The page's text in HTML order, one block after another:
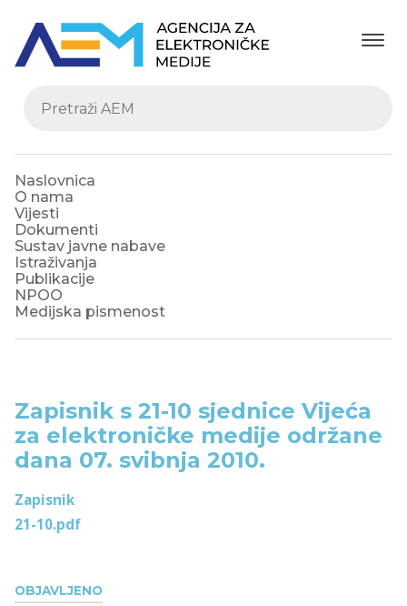
Naslovnica
O nama
Vijesti
Dokumenti
Sustav javne nabave
Istraživanja
Publikacije
NPOO
Medijska pismenost
OBJAVLJENO
Zapisnik s 21-10 sjednice Vijeća
za elektroničke medije održane
dana 07. svibnja 2010.
Zapisnik
21-10.pdf